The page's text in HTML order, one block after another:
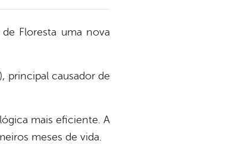
Floresta uma nova
principal causador de
mais eficiente. A
meses de vida.